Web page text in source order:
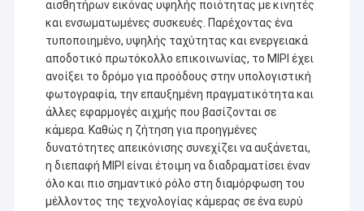
αισθητήρων εικόνας υψηλής ποιότητας με κινητές
και ενσωματωμένες συσκευές. Παρέχοντας ένα
τυποποιημένο, υψηλής ταχύτητας και ενεργειακά
αποδοτικό πρωτόκολλο επικοινωνίας, το MIPI έχει
ανοίξει το δρόμο για προόδους στην υπολογιστική
φωτογραφία, την επαυξημένη πραγματικότητα και
άλλες εφαρμογές αιχμής που βασίζονται σε
κάμερα. Καθώς η ζήτηση για προηγμένες
δυνατότητες απεικόνισης συνεχίζει να αυξάνεται,
η διεπαφή MIPI είναι έτοιμη να διαδραματίσει έναν
όλο και πιο σημαντικό ρόλο στη διαμόρφωση του
μέλλοντος της τεχνολογίας κάμερας σε ένα ευρύ